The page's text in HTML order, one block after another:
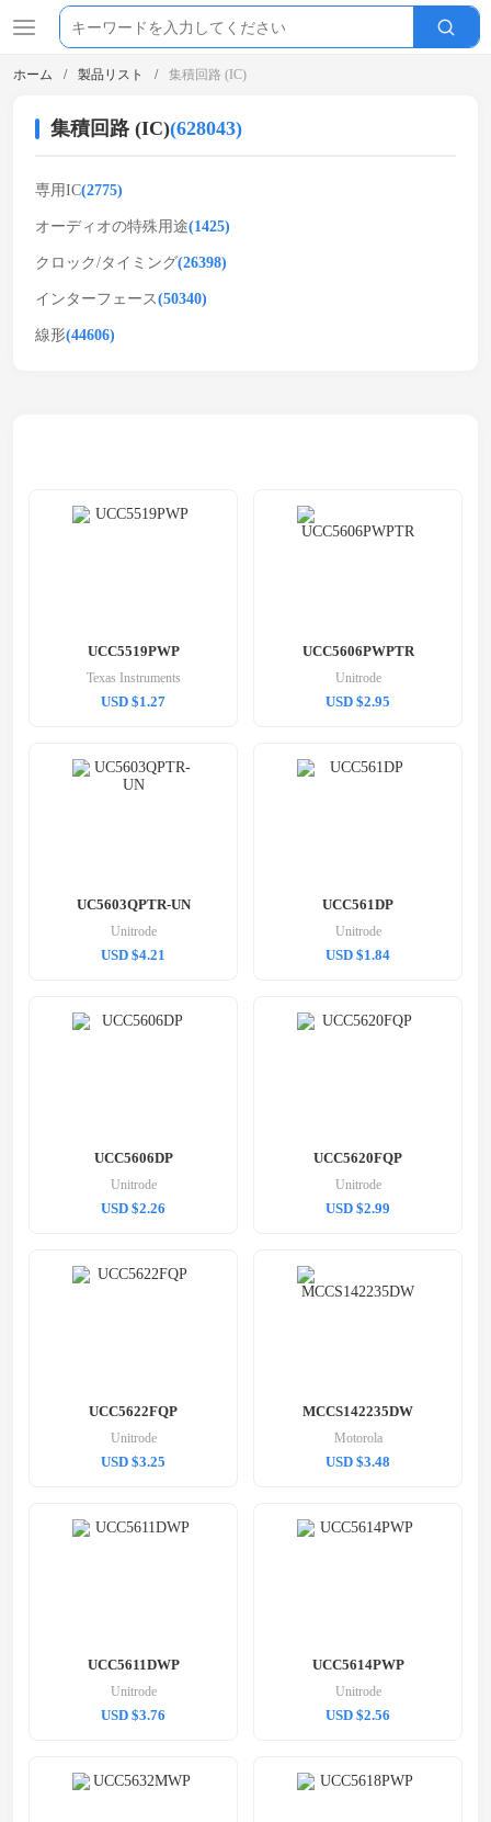
ホーム 製品リスト 集積回路 (IC)
集積回路 (IC)(628043)
専用IC(2775)
オーディオの特殊用途(1425)
クロック/タイミング(26398)
インターフェース(50340)
線形(44606)
UCC5519PWP
Texas Instruments
USD $1.27
UCC5606PWPTR
Unitrode
USD $2.95
UC5603QPTR-UN
Unitrode
USD $4.21
UCC561DP
Unitrode
USD $1.84
UCC5606DP
Unitrode
USD $2.26
UCC5620FQP
Unitrode
USD $2.99
UCC5622FQP
Unitrode
USD $3.25
MCCS142235DW
Motorola
USD $3.48
UCC5611DWP
Unitrode
USD $3.76
UCC5614PWP
Unitrode
USD $2.56